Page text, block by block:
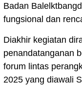
Badan
fungsional dan
Diakhir kegiatan
penandatanganan
forum lintas
2025 yang diawali